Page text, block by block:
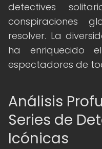
detectives
conspiraciones
resolver. La
ha enriquecido
espectadores de
Análisis
Series de
Icónicas